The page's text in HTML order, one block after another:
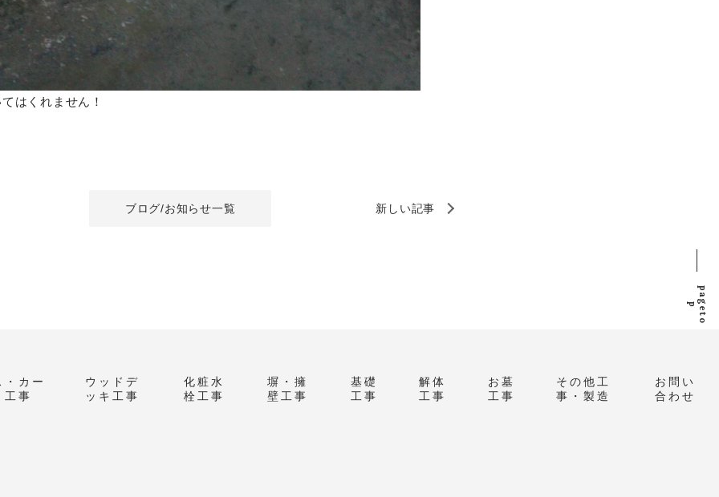
はくれません！
ブログ/お知らせ一覧 新しい記事
・カー
工事
ウッドデ
ッキ工事
化粧水
栓工事
塀・擁
壁工事
基礎
工事
解体
工事
お墓
工事
その他工
事・製造
お問い
合わせ
p
a
g
e
t
o
p